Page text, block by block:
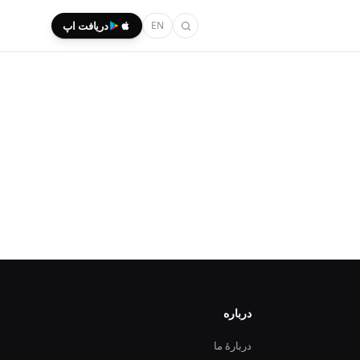
EN دریافت اپ
درباره
دربارهٔ ما